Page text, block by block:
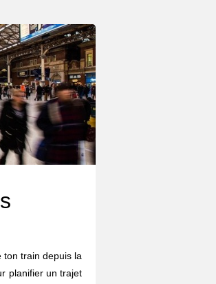
ton train depuis la
planifier un trajet